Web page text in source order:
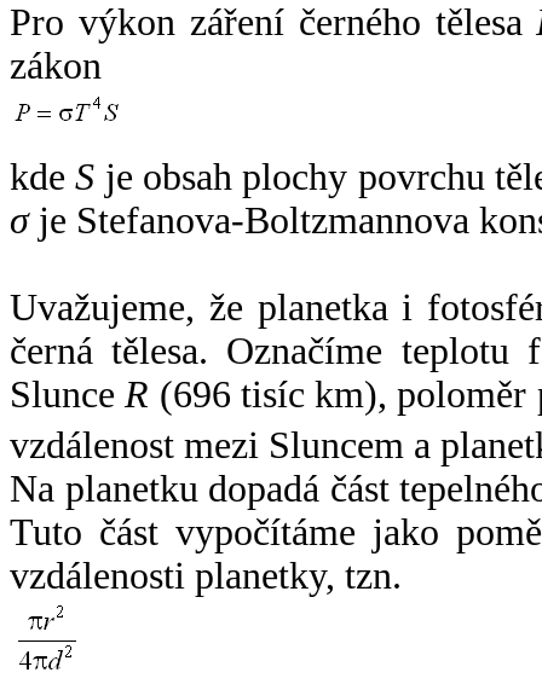
Pro výkon záření černého tělesa
zákon
kdeS je obsah plochy povrchu
σje Stefanova-Boltzmannova
Uvažujeme, že planetka i
černá tělesa. Označíme
SlunceR (696 tisíc km),
vzdálenost mezi Sluncem a
Na planetku dopadá část
Tuto část vypočítáme jako
vzdálenosti planetky, tzn.